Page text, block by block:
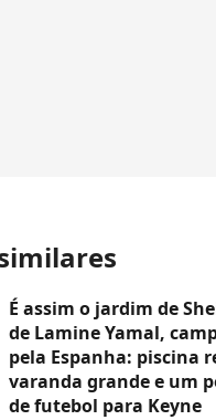
É assim o jardim de
de Lamine Yamal,
pela Espanha: piscina
varanda grande e um
de futebol para Keyne